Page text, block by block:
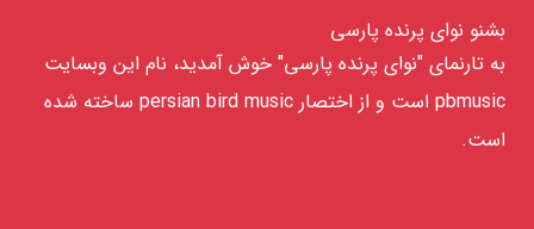
بشنو نوای پرنده پارسی
به تارنمای "نوای پرنده پارسی" خوش آمدید، نام این وبسایت
pbmusic است و از اختصار persian bird music ساخته شده
است.